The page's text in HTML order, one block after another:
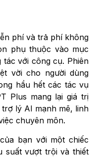
phí và trả phí không
phụ thuộc vào mục
với công cụ. Phiên
vời cho người dùng
hầu hết các tác vụ
Plus mang lại giá trị
lý AI mạnh mẽ, linh
chuyên môn.
bạn với một chiếc
suất vượt trội và thiết